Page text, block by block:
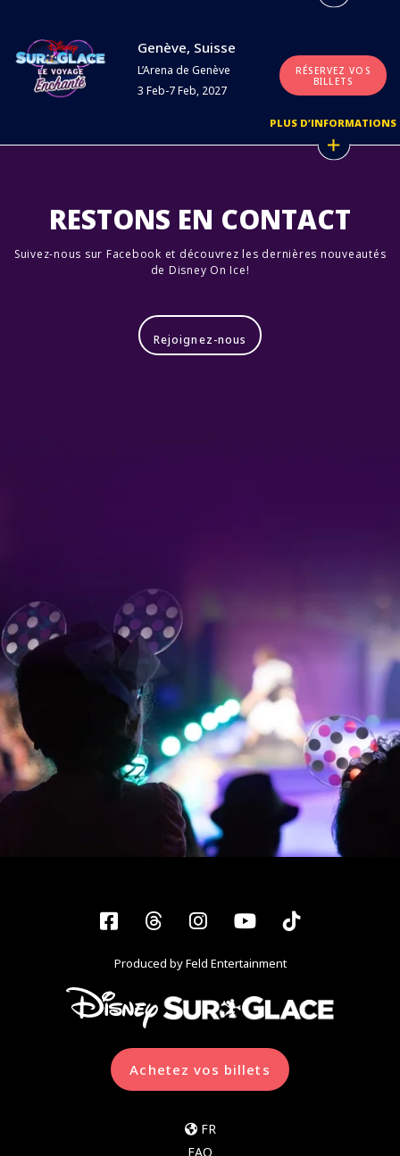
Genève, Suisse
L’Arena de Genève
3 Feb-7 Feb, 2027
RÉSERVEZ VOS
BILLETS
PLUS D’INFORMATIONS
RESTONS EN CONTACT
Suivez-nous sur Facebook et découvrez les dernières nouveautés
de Disney On Ice!
Rejoignez-nous
Facebook
ThreadsInstagram
YouTubeTiktok
Produced by Feld Entertainment
Achetez vos billets
FR
FAQ